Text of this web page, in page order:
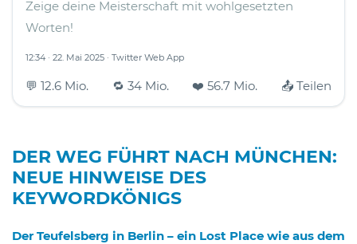
Zeige deine Meisterschaft mit wohlgesetzten
Worten!
12:34 · 22. Mai 2025 · Twitter Web App
💬 12.6 Mio. 🔁 34 Mio. ❤️ 56.7 Mio. 📤 Teilen
DER WEG FÜHRT NACH MÜNCHEN:
NEUE HINWEISE DES
KEYWORDKÖNIGS
Der Teufelsberg in Berlin – ein Lost Place wie aus dem